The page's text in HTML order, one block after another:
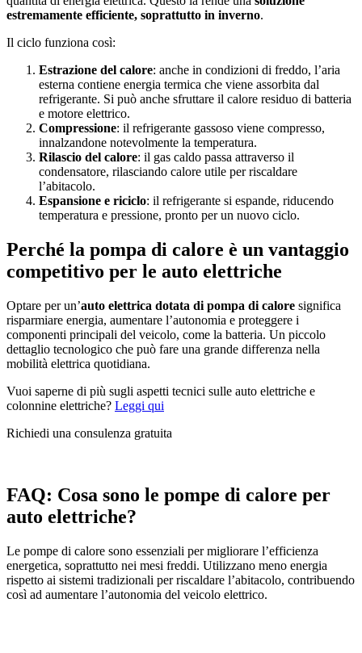
estremamente efficiente, soprattutto in inverno.
Il ciclo funziona così:
Estrazione del calore: anche in condizioni di freddo, l’aria
esterna contiene energia termica che viene assorbita dal
refrigerante. Si può anche sfruttare il calore residuo di batteria
e motore elettrico.
Compressione: il refrigerante gassoso viene compresso,
innalzandone notevolmente la temperatura.
Rilascio del calore: il gas caldo passa attraverso il
condensatore, rilasciando calore utile per riscaldare
l’abitacolo.
Espansione e riciclo: il refrigerante si espande, riducendo
temperatura e pressione, pronto per un nuovo ciclo.
Perché la pompa di calore è un vantaggio
competitivo per le auto elettriche
Optare per un’auto elettrica dotata di pompa di calore significa
risparmiare energia, aumentare l’autonomia e proteggere i
componenti principali del veicolo, come la batteria. Un piccolo
dettaglio tecnologico che può fare una grande differenza nella
mobilità elettrica quotidiana.
Vuoi saperne di più sugli aspetti tecnici sulle auto elettriche e
colonnine elettriche? Leggi qui
Richiedi una consulenza gratuita
FAQ: Cosa sono le pompe di calore per
auto elettriche?
Le pompe di calore sono essenziali per migliorare l’efficienza
energetica, soprattutto nei mesi freddi. Utilizzano meno energia
rispetto ai sistemi tradizionali per riscaldare l’abitacolo, contribuendo
così ad aumentare l’autonomia del veicolo elettrico.